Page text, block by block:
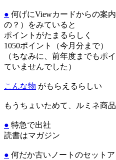
● 何げにViewカードからの案
の？）をみていると
ポイントがたまるらしく
1050ポイント（今月分まで）
（ちなみに、前年度までもポ
ていませんでした）
こんな物 がもらえるらしい
もうちょいためて、ルミネ商
● 特急で出社
読書はマガジン
● 何だか古いノートのセット